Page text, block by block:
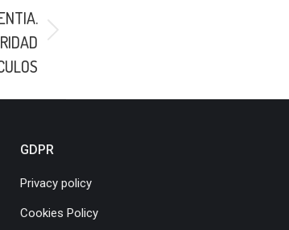
GDPR
Privacy policy
Cookies Policy